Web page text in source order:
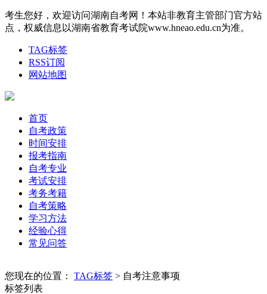
考生您好，欢迎访问湖南自考网！本站非教育主管部门官方站
点，权威信息以湖南省教育考试院www.hneao.edu.cn为准。
TAG标签
RSS订阅
网站地图
首页
自考政策
时间安排
报考指南
自考专业
考试安排
考务考籍
自考策略
学习方法
经验心得
常见问答
您现在的位置： TAG标签 > 自考注意事项
标签列表